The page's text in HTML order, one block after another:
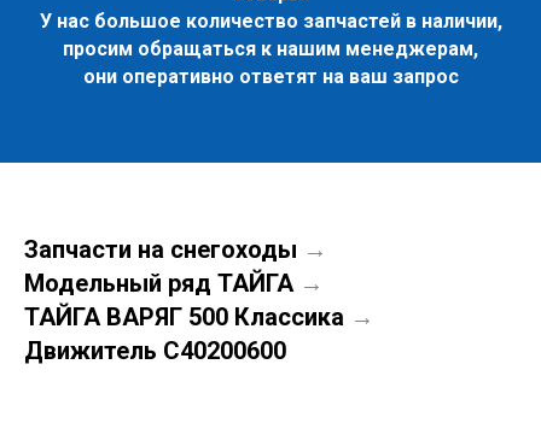
У нас большое количество запчастей в наличии,
просим обращаться к нашим менеджерам,
они оперативно ответят на ваш запрос
Запчасти на снегоходы →
Модельный ряд ТАЙГА →
ТАЙГА ВАРЯГ 500 Классика →
Движитель C40200600